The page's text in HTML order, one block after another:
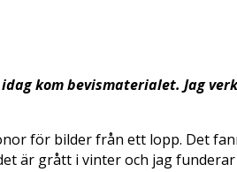
kom bevismaterialet. Jag
för bilder från ett lopp. Det
är grått i vinter och jag